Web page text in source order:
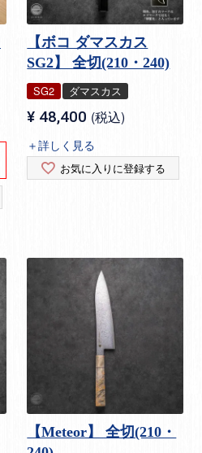
【ボコ ダマスカス
SG2】 全切(210・240)
SG2 ダマスカス
¥ 48,400 税込
＋詳しく見る
お気に入りに登録する
【Meteor】 全切(210・